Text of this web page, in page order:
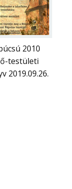
2010
testületi
2019.09.26.